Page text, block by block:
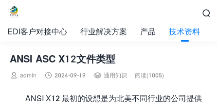

EDI客户对接中心 行业解决方案 产品 技术资料
ANSI ASC X12文件类型
 admin  2024-09-19  通用知识 阅读(1005)
ANSI X12 最初的设想是为北美不同行业的公司提供